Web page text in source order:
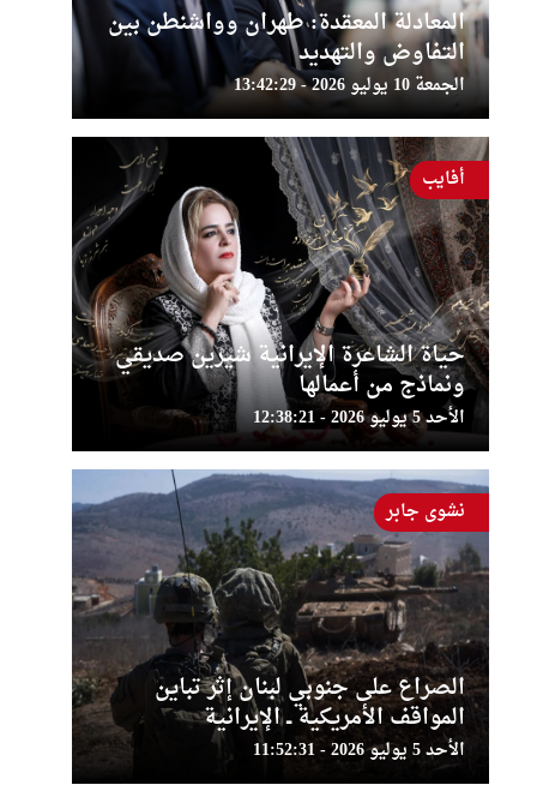
المعادلة المعقدة: طهران وواشنطن بين
التفاوض والتهديد
الجمعة 10 يوليو 2026 - 13:42:29
حياة الشاعرة الإيرانية شيرين صديقي
ونماذج من أعمالها
الأحد 5 يوليو 2026 - 12:38:21
أفايب
الصراع على جنوبي لبنان إثر تباين
المواقف الأمريكية ــ الإيرانية
الأحد 5 يوليو 2026 - 11:52:31
نشوى جابر